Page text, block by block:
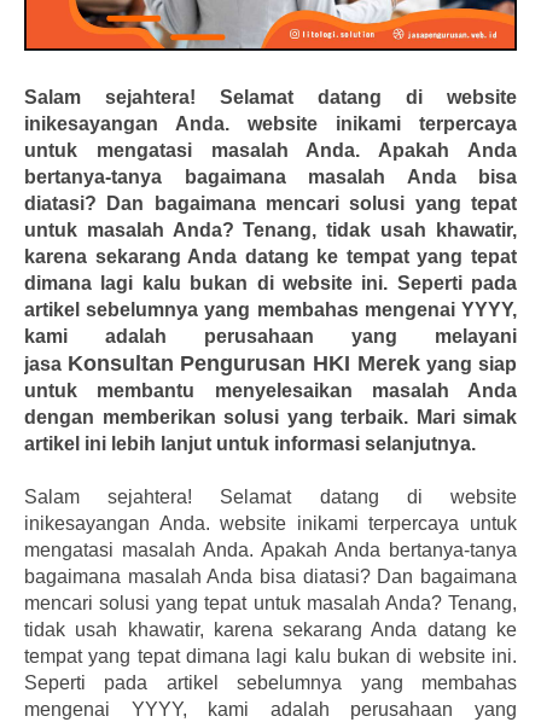
Salam sejahtera! Selamat datang di website
inikesayangan Anda. website inikami terpercaya
untuk mengatasi masalah Anda. Apakah Anda
bertanya-tanya bagaimana masalah Anda bisa
diatasi? Dan bagaimana mencari solusi yang tepat
untuk masalah Anda? Tenang, tidak usah khawatir,
karena sekarang Anda datang ke tempat yang tepat
dimana lagi kalu bukan di website ini. Seperti pada
artikel sebelumnya yang membahas mengenai YYYY,
kami adalah perusahaan yang melayani
jasa Konsultan Pengurusan HKI Merekyang siap
untuk membantu menyelesaikan masalah Anda
dengan memberikan solusi yang terbaik. Mari simak
artikel ini lebih lanjut untuk informasi selanjutnya.
Salam sejahtera! Selamat datang di website
inikesayangan Anda. website inikami terpercaya untuk
mengatasi masalah Anda. Apakah Anda bertanya-tanya
bagaimana masalah Anda bisa diatasi? Dan bagaimana
mencari solusi yang tepat untuk masalah Anda? Tenang,
tidak usah khawatir, karena sekarang Anda datang ke
tempat yang tepat dimana lagi kalu bukan di website ini.
Seperti pada artikel sebelumnya yang membahas
mengenai YYYY, kami adalah perusahaan yang